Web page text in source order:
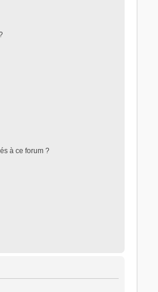
à ce forum ?